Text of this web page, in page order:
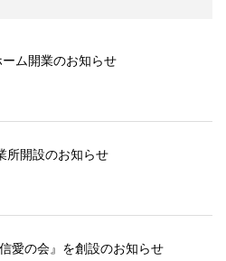
ム開業のお知らせ
所開設のお知らせ
愛の会』を創設のお知らせ